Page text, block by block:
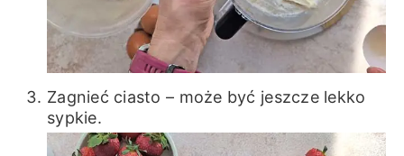
Zagnieć ciasto – może być jeszcze lekko
sypkie.